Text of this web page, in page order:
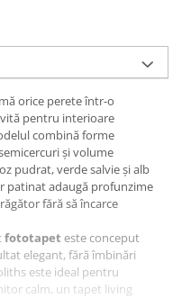
orice perete într-o
pentru interioare
combină forme
și volume
pudrat, verde salvie și alb
patinat adaugă profunzime
fără să încarce
fototapet este conceput
elegant, fără îmbinări
este ideal pentru
calm, un tapet living